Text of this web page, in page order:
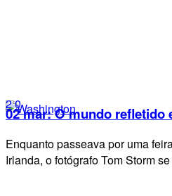
20
02 mar:O mundo refletido
Enquanto passeava por uma
Irlanda, o fotógrafo Tom Storm